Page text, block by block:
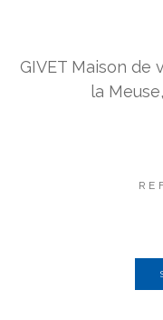
GIVET Maison de
la